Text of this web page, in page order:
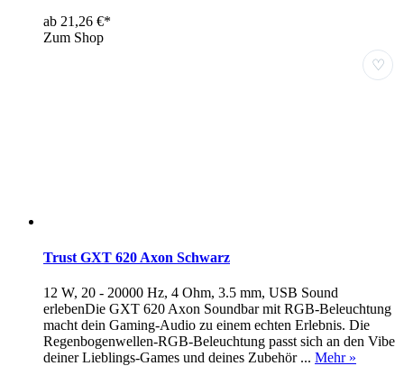
ab 21,26 €*
Zum Shop
♡
Trust GXT 620 Axon Schwarz
12 W, 20 - 20000 Hz, 4 Ohm, 3.5 mm, USB Sound
erlebenDie GXT 620 Axon Soundbar mit RGB-Beleuchtung
macht dein Gaming-Audio zu einem echten Erlebnis. Die
Regenbogenwellen-RGB-Beleuchtung passt sich an den Vibe
deiner Lieblings-Games und deines Zubehör ... Mehr »